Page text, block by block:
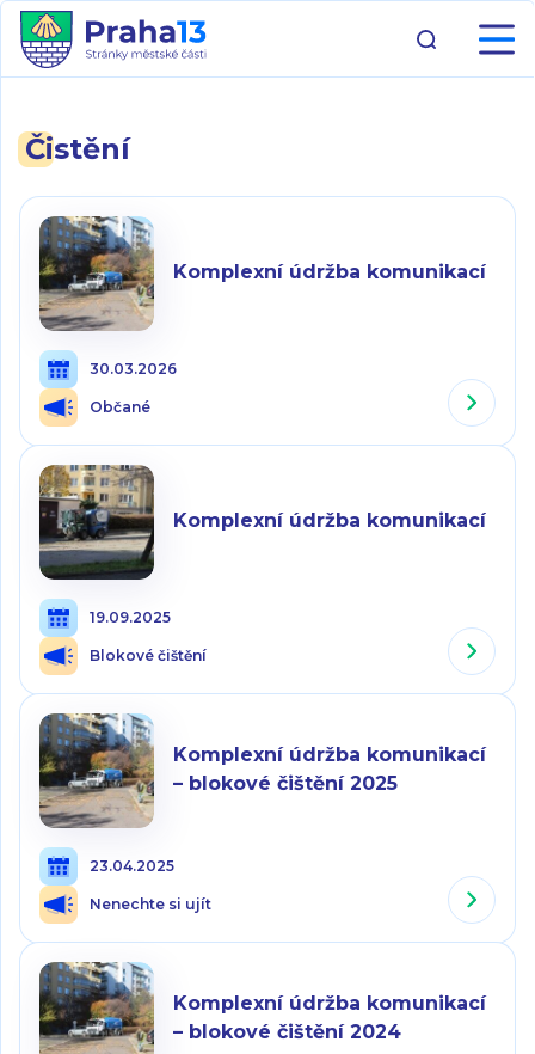
Čistění
Komplexní údržba komunikací
30.03.2026
Občané
Komplexní údržba komunikací
19.09.2025
Blokové čištění
Komplexní údržba komunikací
– blokové čištění 2025
23.04.2025
Nenechte si ujít
Komplexní údržba komunikací
– blokové čištění 2024